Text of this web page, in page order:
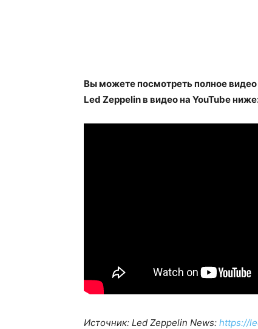
Вы можете посмотреть полное
Led Zeppelin в видео на YouTube
Источник: Led Zeppelin News: https://